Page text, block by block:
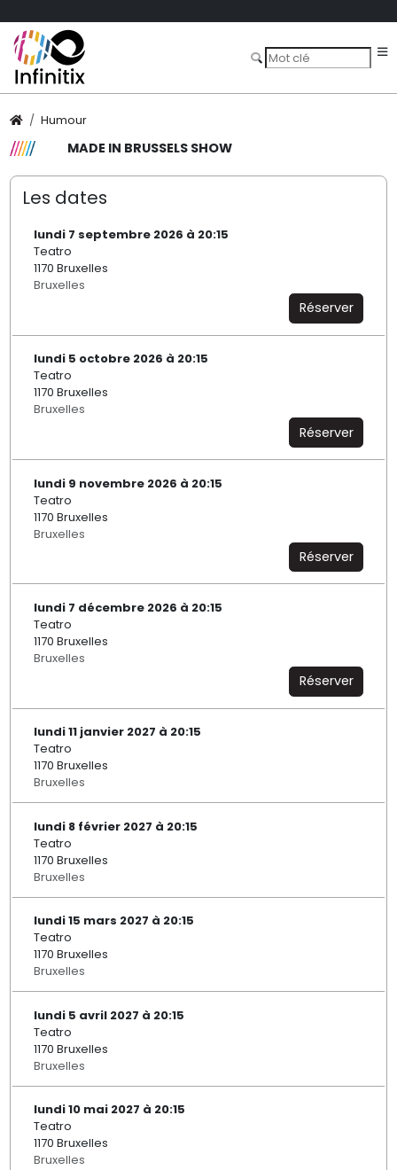
Humour
MADE IN BRUSSELS SHOW
Les dates
lundi 7 septembre 2026 à 20:15
Teatro
1170 Bruxelles
Bruxelles
Réserver
lundi 5 octobre 2026 à 20:15
Teatro
1170 Bruxelles
Bruxelles
Réserver
lundi 9 novembre 2026 à 20:15
Teatro
1170 Bruxelles
Bruxelles
Réserver
lundi 7 décembre 2026 à 20:15
Teatro
1170 Bruxelles
Bruxelles
Réserver
lundi 11 janvier 2027 à 20:15
Teatro
1170 Bruxelles
Bruxelles
lundi 8 février 2027 à 20:15
Teatro
1170 Bruxelles
Bruxelles
lundi 15 mars 2027 à 20:15
Teatro
1170 Bruxelles
Bruxelles
lundi 5 avril 2027 à 20:15
Teatro
1170 Bruxelles
Bruxelles
lundi 10 mai 2027 à 20:15
Teatro
1170 Bruxelles
Bruxelles